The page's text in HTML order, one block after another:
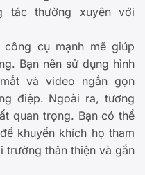
thường xuyên với
cụ mạnh mẽ giúp
Bạn nên sử dụng hình
và video ngắn gọn
điệp. Ngoài ra, tương
quan trọng. Bạn có thể
khuyến khích họ tham
trường thân thiện và gắn